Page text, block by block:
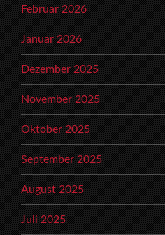
Februar 2026
Januar 2026
Dezember 2025
November 2025
Oktober 2025
September 2025
August 2025
Juli 2025